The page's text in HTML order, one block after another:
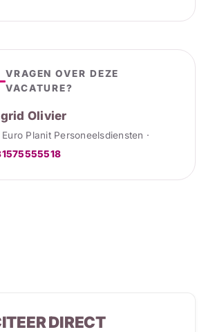
VRAGEN OVER DEZE
VACATURE?
Olivier
Euro Planit Personeelsdiensten ·
DIRECT